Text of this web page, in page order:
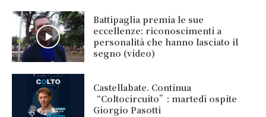
Battipaglia premia le sue
eccellenze: riconoscimenti a
personalità che hanno lasciato il
segno (video)
Castellabate. Continua
“Coltocircuito”: martedì ospite
Giorgio Pasotti